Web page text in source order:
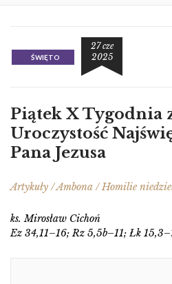
ŚWIĘTO
27 cze
2025
Piątek X Tygodnia
Uroczystość
Pana Jezusa
Artykuły / Ambona / Homilie
ks. Mirosław Cichoń
Ez 34,11–16; Rz 5,5b–11; Łk